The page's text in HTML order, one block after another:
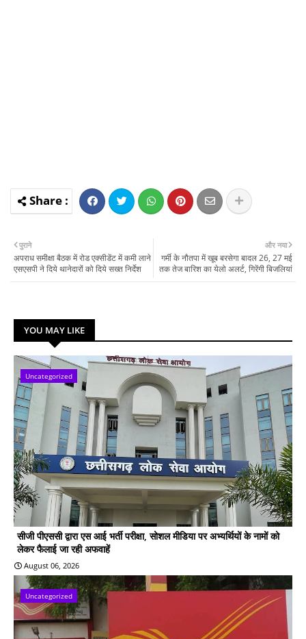
और नया
गर्मी के नौतपा में खूब बरसेगा बादल 26, 27 मई
तक तेज बारिश का येलो अलर्ट, गिरेंगी बिजलियां
पुराने
अपराध समीक्षा बैठक में रोड एक्सीडेंट में कमी लाने
एसएसपी ने दिये थानेदारों को दिये सख्त निर्देश
YOU MAY LIKE
Uncategorized
सीजी पीएससी द्वारा एस आई भर्ती परीक्षा, सोशल मीडिया पर अभ्यर्थियों के नामों को
लेकर फैलाई जा रही अफवाहें
August 06, 2026
Uncategorized